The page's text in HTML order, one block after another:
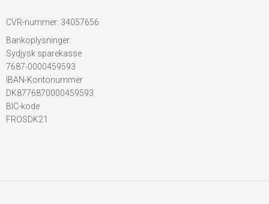
CVR-nummer: 34057656
Bankoplysninger:
Sydjysk sparekasse
7687-0000459593
IBAN-Kontonummer
DK8776870000459593
BIC-kode
FROSDK21